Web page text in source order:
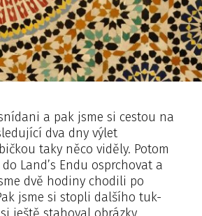
a pak jsme si cestou na
dva dny výlet
taky něco viděly. Potom
Land’s Endu osprchovat a
dvě hodiny chodili po
jsme si stopli dalšího tuk-